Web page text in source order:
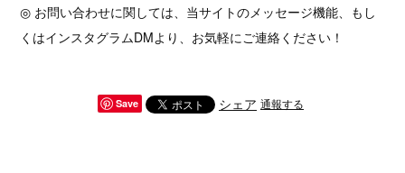
◎ お問い合わせに関しては、当サイトのメッセージ機能、もし
くはインスタグラムDMより、お気軽にご連絡ください！
Save シェア 通報する